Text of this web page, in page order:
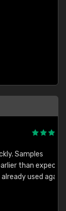
expected.
used again.